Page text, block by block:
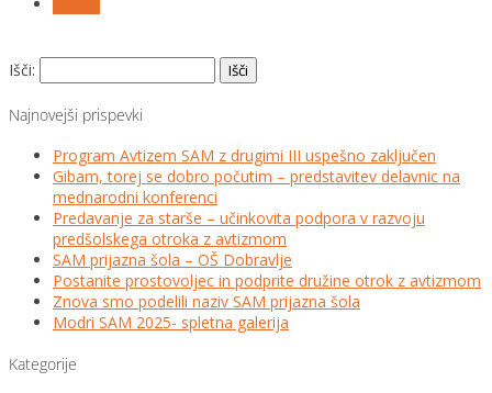
Išči:
Najnovejši prispevki
Program Avtizem SAM z drugimi III uspešno zaključen
Gibam, torej se dobro počutim – predstavitev delavnic na
mednarodni konferenci
Predavanje za starše – učinkovita podpora v razvoju
predšolskega otroka z avtizmom
SAM prijazna šola – OŠ Dobravlje
Postanite prostovoljec in podprite družine otrok z avtizmom
Znova smo podelili naziv SAM prijazna šola
Modri SAM 2025- spletna galerija
Kategorije